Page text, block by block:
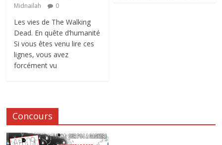
Midnailah
0
Les vies de The Walking
Dead. En quête d’humanité
Si vous êtes venu lire ces
lignes, vous avez
forcément vu
Concours